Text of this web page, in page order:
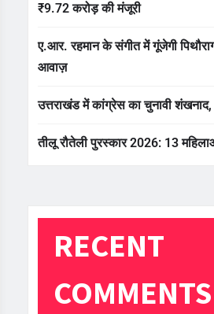
₹9.72 करोड़ की मंजूरी
ए.आर. रहमान के संगीत में गूंजेगी
आवाज़
उत्तराखंड में कांग्रेस का चुनावी
तीलू रौतेली पुरस्कार 2026: 13
RECENT
COMMENTS